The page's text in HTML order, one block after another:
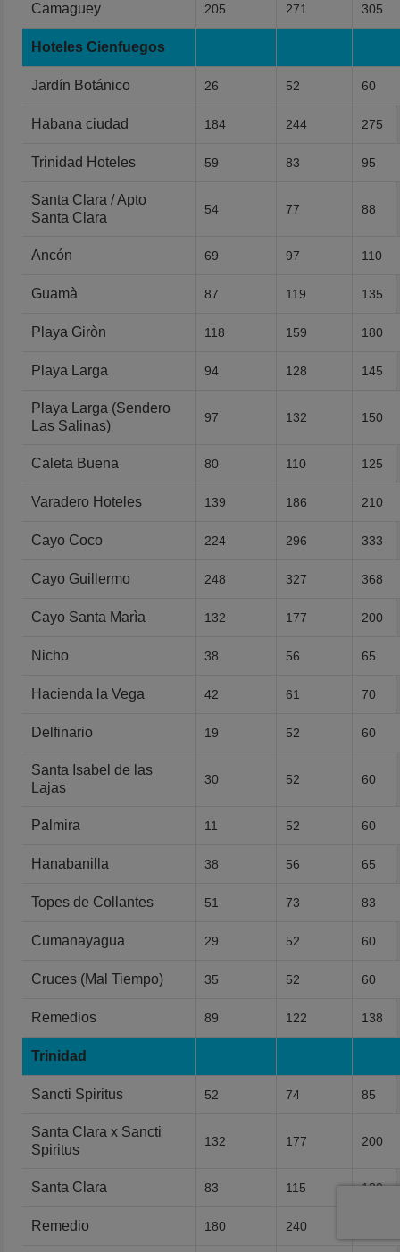
Camaguey 205 271 305
Hoteles Cienfuegos
Jardín Botánico 26 52 60
Habana ciudad 184 244 275
Trinidad Hoteles 59 83 95
Santa Clara / Apto
Santa Clara
54 77 88
Ancón 69 97 110
Guamà 87 119 135
Playa Giròn 118 159 180
Playa Larga 94 128 145
Playa Larga (Sendero
Las Salinas)
97 132 150
Caleta Buena 80 110 125
Varadero Hoteles 139 186 210
Cayo Coco 224 296 333
Cayo Guillermo 248 327 368
Cayo Santa Marìa 132 177 200
Nicho 38 56 65
Hacienda la Vega 42 61 70
Delfinario 19 52 60
Santa Isabel de las
Lajas
30 52 60
Palmira 11 52 60
Hanabanilla 38 56 65
Topes de Collantes 51 73 83
Cumanayagua 29 52 60
Cruces (Mal Tiempo) 35 52 60
Remedios 89 122 138
Trinidad
Sancti Spiritus 52 74 85
Santa Clara x Sancti
Spiritus
132 177 200
Santa Clara 83 115 130
Remedio 180 240